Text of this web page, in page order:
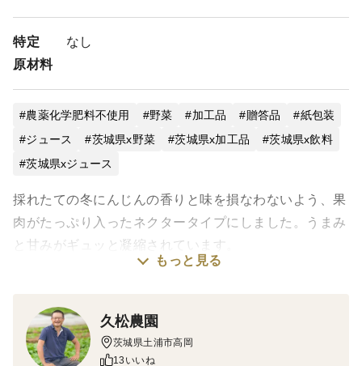
特定
原材料
なし
農薬化学肥料不使用 野菜 加工品 贈答品
紙包装
ジュース
茨城県x野菜 茨城県x加工品
茨城県x飲料
茨城県xジュース
採れたての冬にんじんの香りと味を損なわないよう、果
肉がたっぷり入ったネクタータイプにしました。うまみ
と甘みがギュッと凝縮されています。
を、ジュースにするための育て方で栽培した、まさにに
んじんジュースのためのにんじんです。そこに真冬の厳
しい寒さが加わって、旬のにんじんの甘みがストレート
もっと見る
久松農園
茨城県土浦市高岡
13いいね